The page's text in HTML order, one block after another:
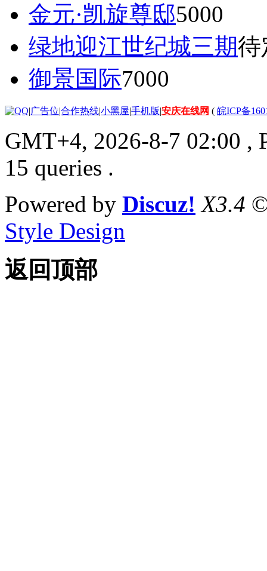
金元·凯旋尊邸5000
绿地迎江世纪城三期待
御景国际7000
|广告位|合作热线|小黑屋|手机版|安庆在线网 ( 皖ICP备
GMT+4, 2026-8-7 02:00 ,
15 queries .
Powered by Discuz! X3.4
Style Design
返回顶部